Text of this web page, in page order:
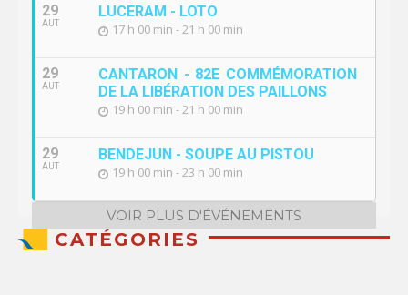
29
AUT
LUCERAM - LOTO
17 h 00 min - 21 h 00 min
29
AUT
CANTARON - 82E COMMÉMORATION
DE LA LIBÉRATION DES PAILLONS
19 h 00 min - 21 h 00 min
29
AUT
BENDEJUN - SOUPE AU PISTOU
19 h 00 min - 23 h 00 min
VOIR PLUS D'ÉVÉNEMENTS
CATÉGORIES